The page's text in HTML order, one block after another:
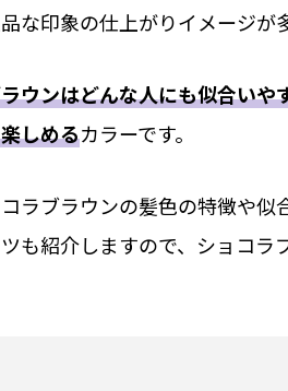
な印象の仕上がりイメージが
ウンはどんな人にも似合い
しめるカラーです。
ラブラウンの髪色の特徴や似
も紹介しますので、ショコラ